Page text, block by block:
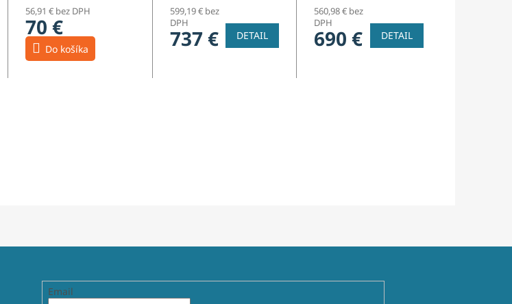
56,91 € bez DPH
70 €
Do košíka
599,19 € bez
DPH
737 € DETAIL
560,98 € bez
DPH
690 € DETAIL
Email